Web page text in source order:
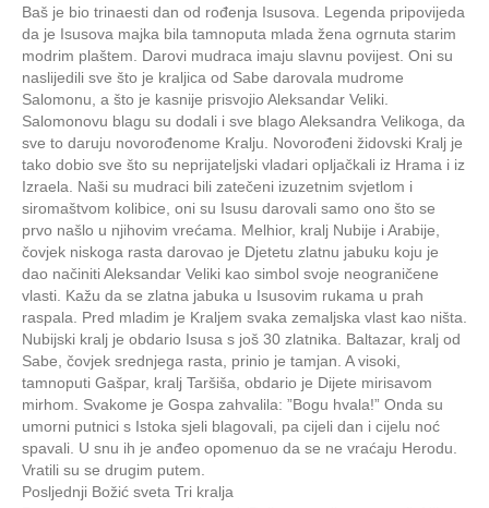
Baš je bio trinaesti dan od rođenja Isusova. Legenda pripovijeda
da je Isusova majka bila tamnoputa mlada žena ogrnuta starim
modrim plaštem. Darovi mudraca imaju slavnu povijest. Oni su
naslijedili sve što je kraljica od Sabe darovala mudrome
Salomonu, a što je kasnije prisvojio Aleksandar Veliki.
Salomonovu blagu su dodali i sve blago Aleksandra Velikoga, da
sve to daruju novorođenome Kralju. Novorođeni židovski Kralj je
tako dobio sve što su neprijateljski vladari opljačkali iz Hrama i iz
Izraela. Naši su mudraci bili zatečeni izuzetnim svjetlom i
siromaštvom kolibice, oni su Isusu darovali samo ono što se
prvo našlo u njihovim vrećama. Melhior, kralj Nubije i Arabije,
čovjek niskoga rasta darovao je Djetetu zlatnu jabuku koju je
dao načiniti Aleksandar Veliki kao simbol svoje neograničene
vlasti. Kažu da se zlatna jabuka u Isusovim rukama u prah
raspala. Pred mladim je Kraljem svaka zemaljska vlast kao ništa.
Nubijski kralj je obdario Isusa s još 30 zlatnika. Baltazar, kralj od
Sabe, čovjek srednjega rasta, prinio je tamjan. A visoki,
tamnoputi Gašpar, kralj Taršiša, obdario je Dijete mirisavom
mirhom. Svakome je Gospa zahvalila: ”Bogu hvala!” Onda su
umorni putnici s Istoka sjeli blagovali, pa cijeli dan i cijelu noć
spavali. U snu ih je anđeo opomenuo da se ne vraćaju Herodu.
Vratili su se drugim putem.
Posljednji Božić sveta Tri kralja